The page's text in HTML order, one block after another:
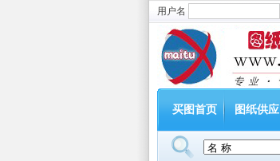
用户名
买图首页 图纸供应